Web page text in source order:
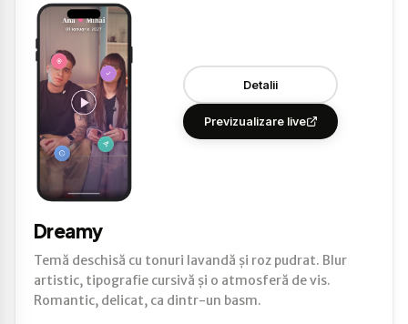
Dreamy
Temă deschisă cu tonuri lavandă și roz pudrat. Blur
artistic, tipografie cursivă și o atmosferă de vis.
Romantic, delicat, ca dintr-un basm.
Detalii
Previzualizare live